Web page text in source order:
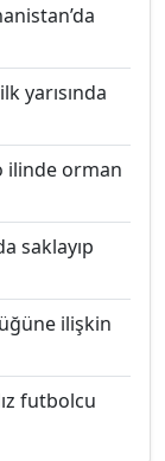
yarısında
ilinde orman
saklayıp
ilişkin
futbolcu